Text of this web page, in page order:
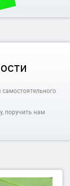
поручить нам